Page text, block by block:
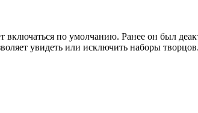
включаться по умолчанию. Ранее он был
увидеть или исключить наборы творцов.